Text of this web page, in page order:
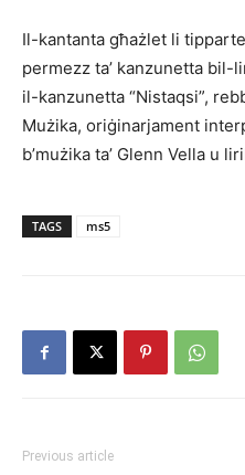
Il-kantanta għażlet li
permezz ta’ kanzunetta
il-kanzunetta “Nistaqsi”,
Mużika, oriġinarjament
b’mużika ta’ Glenn Vella u
TAGS ms5
Previous article